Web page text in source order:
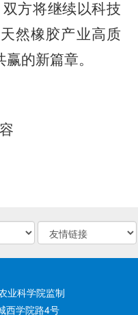
方将继续以科技
然橡胶产业高质
的新篇章。
业科学院监制
西学院路4号